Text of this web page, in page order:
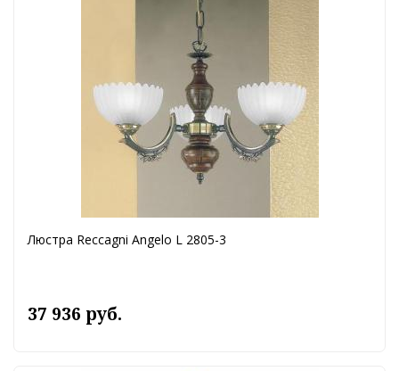
Люстра Reccagni Angelo L 2805-3
37 936 руб.